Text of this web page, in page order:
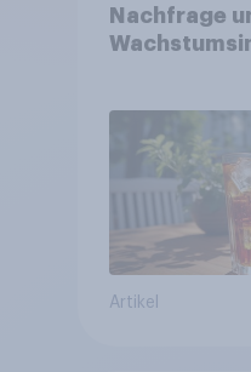
Nachfrage
Artikel